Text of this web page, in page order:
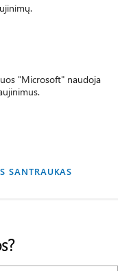
"Microsoft" naudoja
SANTRAUKAS